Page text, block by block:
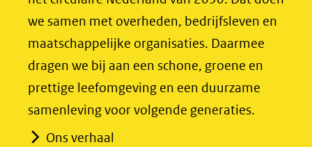
naar
een
andere
website)
naar
een
andere
website)
we samen met overheden, bedrijfsleven en
maatschappelijke organisaties. Daarmee
dragen we bij aan een schone, groene en
prettige leefomgeving en een duurzame
samenleving voor volgende generaties.
Ons verhaal